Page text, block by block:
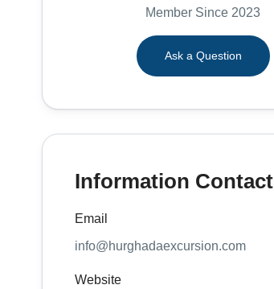
Member Since 2023
Ask a Question
Information Contact
Email
info@hurghadaexcursion.com
Website